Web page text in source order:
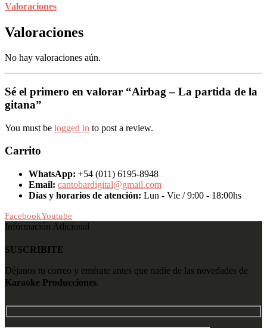
Valoraciones
Valoraciones
No hay valoraciones aún.
Sé el primero en valorar “Airbag – La partida de la
gitana”
You must be logged in to post a review.
Carrito
WhatsApp: +54 (011) 6195-8948
Email: cantobardigital@gmail.com
Días y horarios de atención: Lun - Vie / 9:00 - 18:00hs
FacebookYoutube
Información Adicional
SUSCRIBITE
Déjanos tu correo y entérate antes que nadie de las novedades de
Karaoke Producciones.